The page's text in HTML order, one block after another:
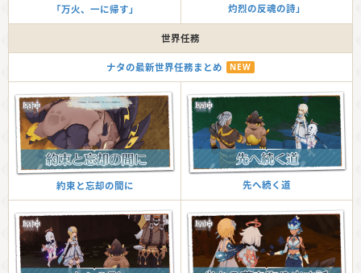
「万火、一に帰す」
灼烈の反魂の詩」
世界任務
ナタの最新世界任務まとめ NEW
約束と忘却の間に 先へ続く道